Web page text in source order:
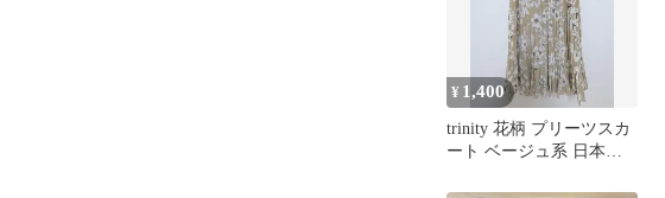
¥ 1,400
trinity 花柄 プリーツスカ
ート ベージュ系 日本製